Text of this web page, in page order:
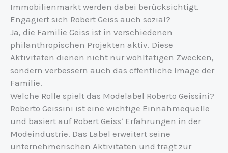
Immobilienmarkt werden dabei berücksichtigt.
Engagiert sich Robert Geiss auch sozial?
Ja, die Familie Geiss ist in verschiedenen
philanthropischen Projekten aktiv. Diese
Aktivitäten dienen nicht nur wohltätigen Zwecken,
sondern verbessern auch das öffentliche Image der
Familie.
Welche Rolle spielt das Modelabel Roberto Geissini?
Roberto Geissini ist eine wichtige Einnahmequelle
und basiert auf Robert Geiss‘ Erfahrungen in der
Modeindustrie. Das Label erweitert seine
unternehmerischen Aktivitäten und trägt zur